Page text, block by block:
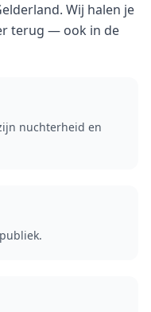
Wij halen je
terug — ook in de
nuchterheid en